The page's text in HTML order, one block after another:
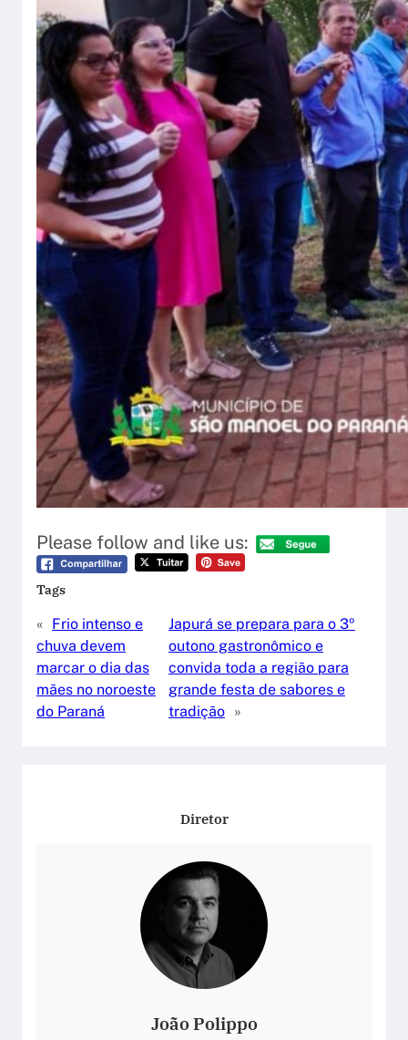
Please follow and like us:
Tags
« Frio intenso e
chuva devem
marcar o dia das
mães no noroeste
do Paraná
Japurá se prepara para o 3º
outono gastronômico e
convida toda a região para
grande festa de sabores e
tradição »
Diretor
João Polippo